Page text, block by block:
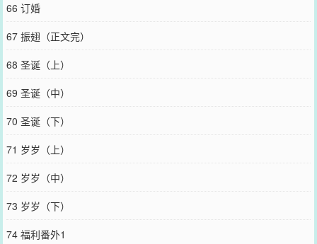
66 订婚
67 振翅（正文完）
68 圣诞（上）
69 圣诞（中）
70 圣诞（下）
71 岁岁（上）
72 岁岁（中）
73 岁岁（下）
74 福利番外1